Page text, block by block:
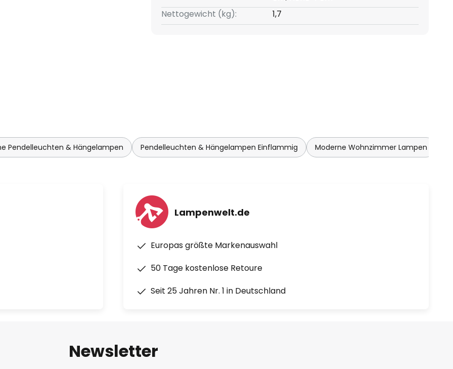
Nettogewicht (kg):
1,7
Pendelleuchten & Hängelampen Pendelleuchten & Hängelampen Einflammig Moderne Wohnzimmer Lampen
Lampenwelt.de
Europas größte Markenauswahl
50 Tage kostenlose Retoure
Seit 25 Jahren Nr. 1 in Deutschland
Newsletter